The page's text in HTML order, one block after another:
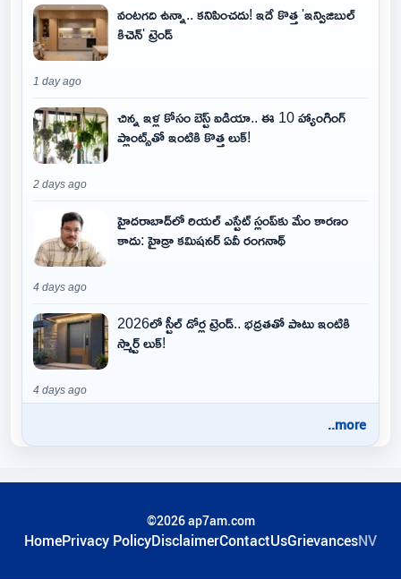
వంటగది ఉన్నా.. కనిపించదు! ఇదే కొత్త 'ఇన్విజిబుల్
కిచెన్' ట్రెండ్
1 day ago
చిన్న ఇళ్ల కోసం బెస్ట్ ఐడియా.. ఈ 10 హ్యాంగింగ్
ప్లాంట్స్‌తో ఇంటికి కొత్త లుక్!
2 days ago
హైదరాబాద్‌లో రియల్ ఎస్టేట్ స్లంప్‌కు మేం కారణం
కాదు: హైడ్రా కమిషనర్ ఏవీ రంగనాథ్
4 days ago
2026లో స్టీల్ డోర్ల ట్రెండ్.. భద్రతతో పాటు ఇంటికి
స్మార్ట్ లుక్!
4 days ago
..more
©2026 ap7am.com
HomePrivacy PolicyDisclaimerContactUsGrievancesNV